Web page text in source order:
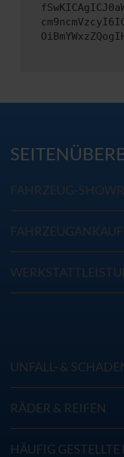
FAHRZEUG-
FAHRZEUGANKAUF
UNFALL- &
RÄDER & REIFEN
HÄUFIG GESTELLTE